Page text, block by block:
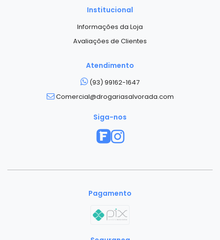
Institucional
Informações da Loja
Avaliações de Clientes
Atendimento
(93) 99162-1647
Comercial@drogariasalvorada.com
Siga-nos
Pagamento